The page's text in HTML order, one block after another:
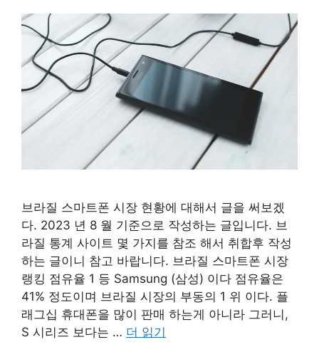
브라질 스마트폰 시장 현황에 대해서 글을 써보겠
다. 2023 년 8 월 기준으로 작성하는 글입니다. 브
라질 통계 사이트 몇 가지를 참조 해서 취합후 작성
하는 글이니 참고 바랍니다. 브라질 스마트폰 시장
랭킹 점유율 1 등 Samsung (삼성) 이다 점유율은
41% 정도이며 브라질 시장의 부동의 1 위 이다. 플
래그십 휴대폰을 많이 판매 하는게 아니라 그러니,
S 시리즈 보다는 … 더 읽기